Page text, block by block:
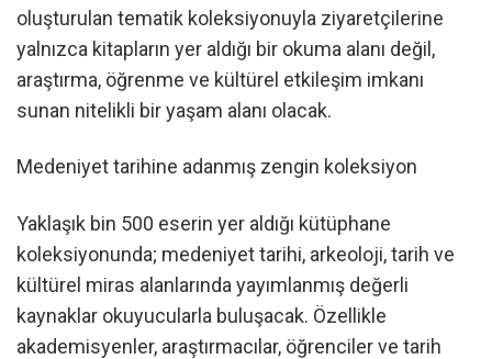
oluşturulan tematik koleksiyonuyla ziyaretçilerine
yalnızca kitapların yer aldığı bir okuma alanı değil,
araştırma, öğrenme ve kültürel etkileşim imkanı
sunan nitelikli bir yaşam alanı olacak.
Medeniyet tarihine adanmış zengin koleksiyon
Yaklaşık bin 500 eserin yer aldığı kütüphane
koleksiyonunda; medeniyet tarihi, arkeoloji, tarih ve
kültürel miras alanlarında yayımlanmış değerli
kaynaklar okuyucularla buluşacak. Özellikle
akademisyenler, araştırmacılar, öğrenciler ve tarih